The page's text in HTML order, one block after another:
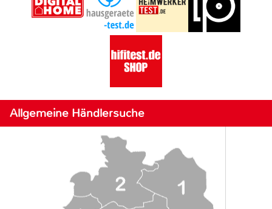
Allgemeine Händlersuche